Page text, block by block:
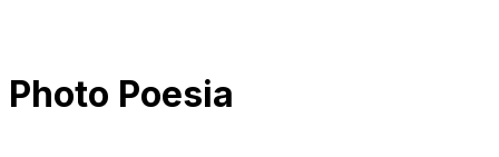
Photo Poesia